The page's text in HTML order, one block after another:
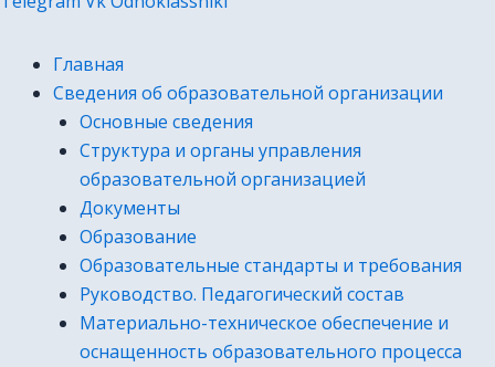
Главная
Сведения об образовательной организации
Основные сведения
Структура и органы управления
образовательной организацией
Документы
Образование
Образовательные стандарты и требования
Руководство. Педагогический состав
Материально-техническое обеспечение и
оснащенность образовательного процесса